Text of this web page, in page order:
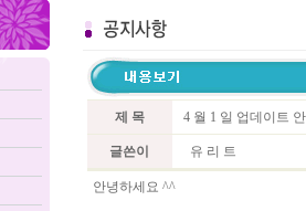
제 목 4 월 1 일 업데이트
글쓴이 유 리 트
안녕하세요 ^^